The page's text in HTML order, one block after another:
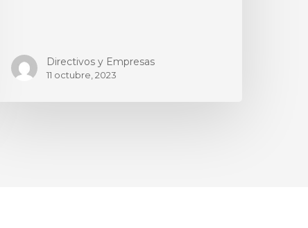
Directivos y Empresas
11 octubre, 2023